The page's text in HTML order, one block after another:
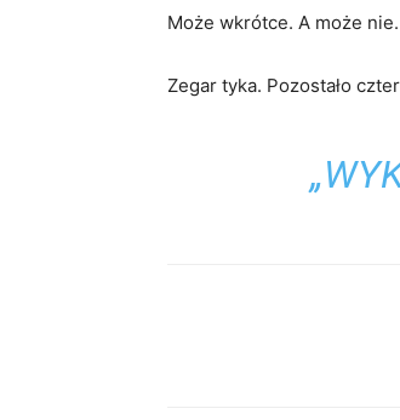
Może wkrótce. A może nie.
Zegar tyka. Pozostało